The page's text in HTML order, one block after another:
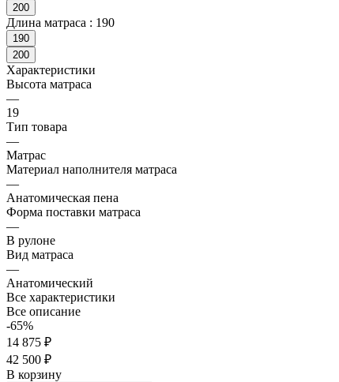
200
Длина матраса : 190
190
200
Характеристики
Высота матраса
—
19
Тип товара
—
Матрас
Материал наполнителя матраса
—
Анатомическая пена
Форма поставки матраса
—
В рулоне
Вид матраса
—
Анатомический
Все характеристики
Все описание
-65%
14 875 ₽
42 500 ₽
В корзину